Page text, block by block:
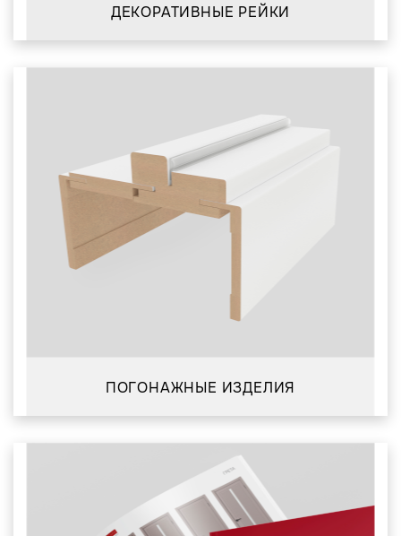
ДЕКОРАТИВНЫЕ РЕЙКИ
ПОГОНАЖНЫЕ ИЗДЕЛИЯ